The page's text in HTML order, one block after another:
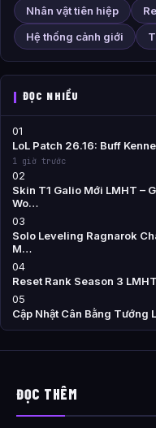
Nhân vật tiên hiệp
Hệ thống cảnh giới
ĐỌC NHIỀU
01
LoL Patch 26.16: Buff
1 giờ trước
02
Skin T1 Galio Mới LMHT –
Wo…
03
Solo Leveling Ragnarok
M…
04
Reset Rank Season 3
05
Cập Nhật Cân Bằng Tướng
ĐỌC THÊM